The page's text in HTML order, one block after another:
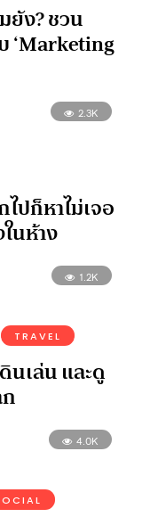
ง? ชวน
‘Marketing
2.3K
ปก็หาไม่เจอ
นห้าง
1.2K
TRAVEL
นเล่น และดู
4.0K